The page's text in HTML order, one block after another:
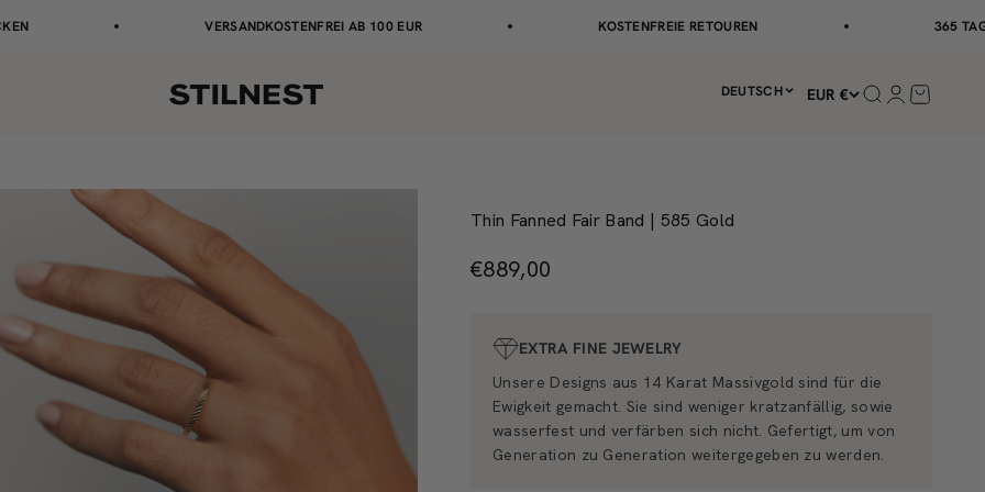
VERSANDKOSTENFREI AB 100 EUR KOSTENFREIE RETOUREN 365 TAGE
Stilnest DEUTSCH EUR € Suche öffnen
Thin Fanned Fair Band | 585 Gold
Angebot
€889,00
EXTRA FINE JEWELRY
Unsere Designs aus 14 Karat Massivgold sind für die
Ewigkeit gemacht. Sie sind weniger kratzanfällig, sowie
wasserfest und verfärben sich nicht. Gefertigt, um von
Generation zu Generation weitergegeben zu werden.